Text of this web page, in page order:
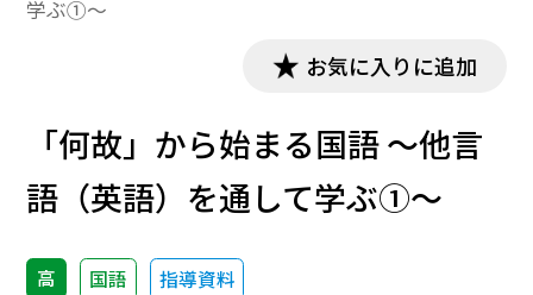
学ぶ①～
お気に入りに追加
「何故」から始まる国語 ～他言
語（英語）を通して学ぶ①～
高 国語 指導資料